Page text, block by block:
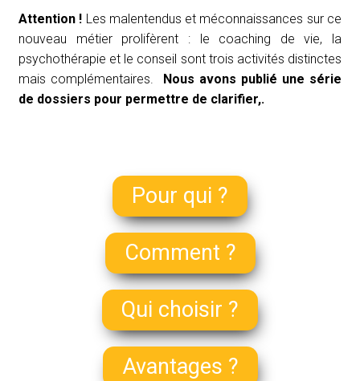
Attention ! Les malentendus et méconnaissances sur ce
nouveau métier prolifèrent : le coaching de vie, la
psychothérapie et le conseil sont trois activités distinctes
mais complémentaires.
Nous avons publié une série
de dossiers pour permettre de clarifier,.
Pour qui ?
Comment ?
Qui choisir ?
Avantages ?